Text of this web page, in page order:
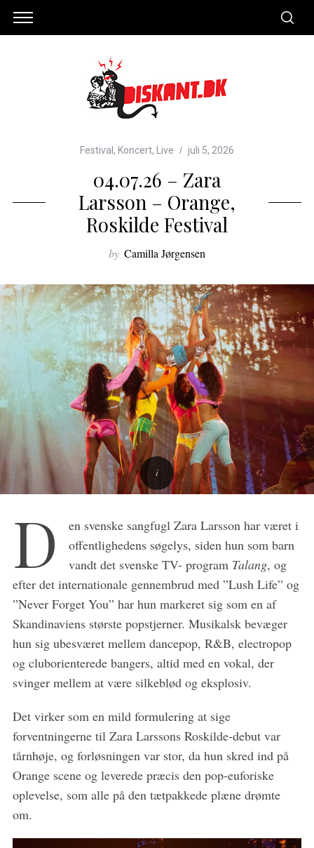
Festival , Koncert, Live juli 5, 2026
04.07.26 – Zara
Larsson – Orange,
Roskilde Festival
by Camilla Jørgensen
D
en svenske sangfugl Zara Larsson har været i
offentlighedens søgelys, siden hun som barn
vandt det svenske TV- program Talang, og
efter det internationale gennembrud med ”Lush Life” og
”Never Forget You” har hun markeret sig som en af
Skandinaviens største popstjerner. Musikalsk bevæger
hun sig ubesværet mellem dancepop, R&B, electropop
og cluborienterede bangers, altid med en vokal, der
svinger mellem at være silkeblød og eksplosiv.
Det virker som en mild formulering at sige
forventningerne til Zara Larssons Roskilde-debut var
tårnhøje, og forløsningen var stor, da hun skred ind på
Orange scene og leverede præcis den pop-euforiske
oplevelse, som alle på den tætpakkede plæne drømte
om.